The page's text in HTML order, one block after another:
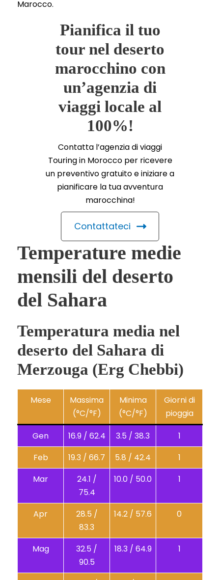
Pianifica il tuo
tour nel deserto
marocchino con
un’agenzia di
viaggi locale al
100%!
Contatta l’agenzia di viaggi
Touring in Morocco per ricevere
un preventivo gratuito e iniziare a
pianificare la tua avventura
marocchina!
Contattateci
Temperature medie
mensili del deserto
del Sahara
Temperatura media nel
deserto del Sahara di
Merzouga (Erg Chebbi)
Mese
Massima
(°C/°F)
Minima
(°C/°F)
Giorni di
pioggia
Gen
16.9 / 62.4 3.5 / 38.3
1
Feb
19.3 / 66.7 5.8 / 42.4
1
Mar
24.1 /
75.4
10.0 / 50.0 1
Apr
28.5 /
83.3
14.2 / 57.6 0
Mag
32.5 /
90.5
18.3 / 64.9 1